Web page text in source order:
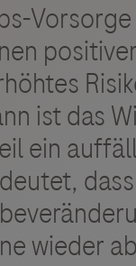
ist das
ein
wieder